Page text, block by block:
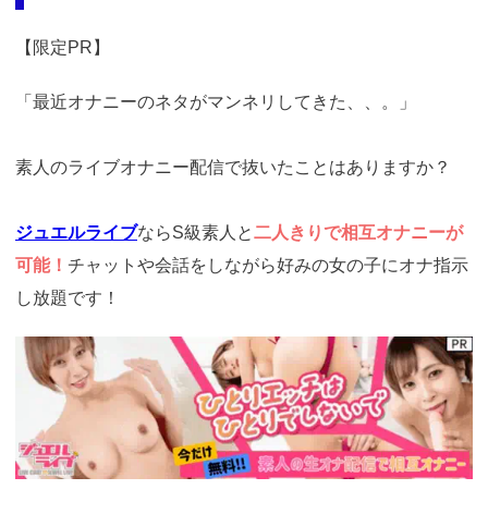
【限定PR】
「最近オナニーのネタがマンネリしてきた、、。」
素人のライブオナニー配信で抜いたことはありますか？
ジュエルライブならS級素人と二人きりで相互オナニーが
可能！ チャットや会話をしながら好みの女の子にオナ指示
し放題です！
https://www.j-
live.tv/LiveChat/acs.php?
si=jwchatt&pid=MLA5661_0001&pa=lp33.php